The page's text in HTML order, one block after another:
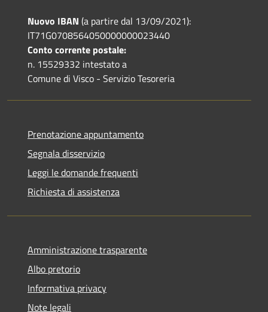
Nuovo IBAN (a partire dal 13/09/2021):
IT71G0708564050000000023440
Conto corrente postale:
n. 15529332 intestato a
Comune di Visco - Servizio Tesoreria
Prenotazione appuntamento
Segnala disservizio
Leggi le domande frequenti
Richiesta di assistenza
Amministrazione trasparente
Albo pretorio
Informativa privacy
Note legali